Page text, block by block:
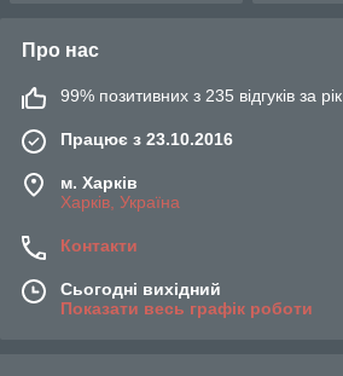
Про нас
99% позитивних з 235 відгуків за рік
Працює з 23.10.2016
м. Харків
Харків, Україна
Контакти
Сьогодні вихідний
Показати весь графік роботи